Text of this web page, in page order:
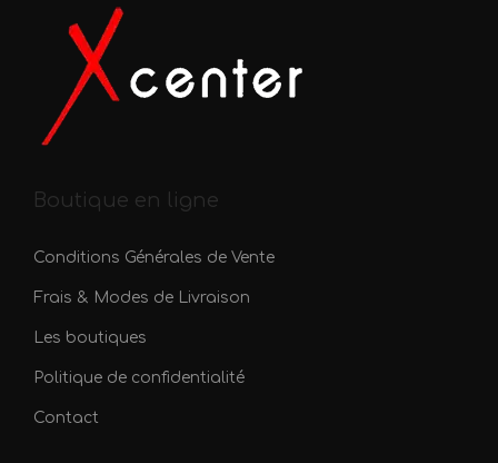
Boutique en ligne
Conditions Générales de Vente
Frais & Modes de Livraison
Les boutiques
Politique de confidentialité
Contact